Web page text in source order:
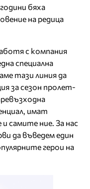
бяха
на редица
с компания
специална
тази линия да
за сезон пролет-
имат
самите ние. За нас
да въведем един
герои на